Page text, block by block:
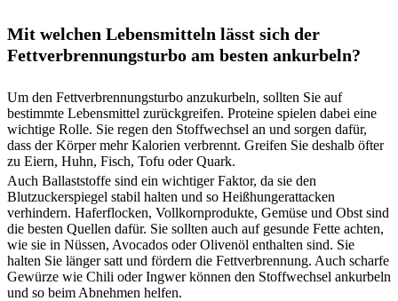
Mit welchen Lebensmitteln lässt sich der
Fettverbrennungsturbo am besten ankurbeln?
Um den Fettverbrennungsturbo anzukurbeln, sollten Sie auf
bestimmte Lebensmittel zurückgreifen. Proteine spielen dabei eine
wichtige Rolle. Sie regen den Stoffwechsel an und sorgen dafür,
dass der Körper mehr Kalorien verbrennt. Greifen Sie deshalb öfter
zu Eiern, Huhn, Fisch, Tofu oder Quark.
Auch Ballaststoffe sind ein wichtiger Faktor, da sie den
Blutzuckerspiegel stabil halten und so Heißhungerattacken
verhindern. Haferflocken, Vollkornprodukte, Gemüse und Obst sind
die besten Quellen dafür. Sie sollten auch auf gesunde Fette achten,
wie sie in Nüssen, Avocados oder Olivenöl enthalten sind. Sie
halten Sie länger satt und fördern die Fettverbrennung. Auch scharfe
Gewürze wie Chili oder Ingwer können den Stoffwechsel ankurbeln
und so beim Abnehmen helfen.